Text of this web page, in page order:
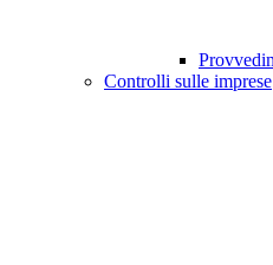
Controlli sulle imprese